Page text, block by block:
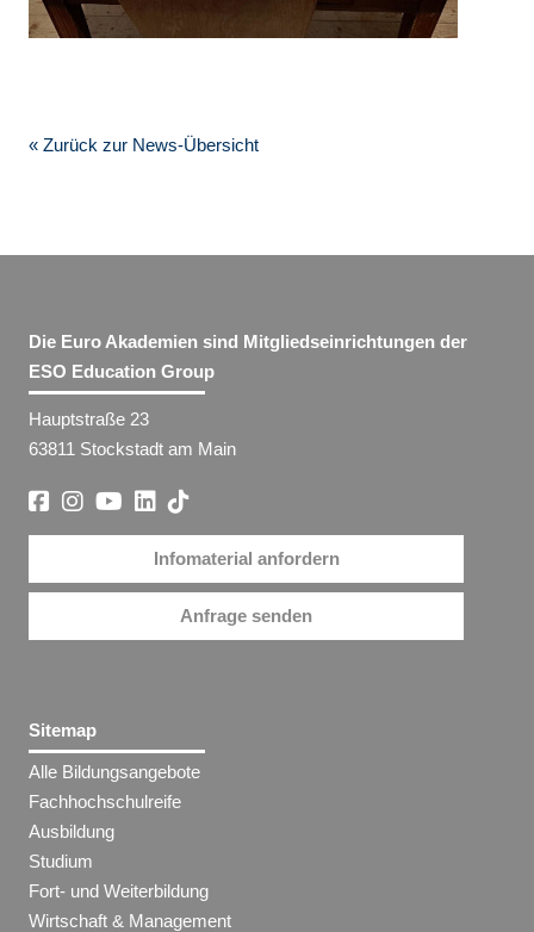
« Zurück zur News-Übersicht
Die Euro Akademien sind Mitgliedseinrichtungen der
ESO Education Group
Hauptstraße 23
63811 Stockstadt am Main
Infomaterial anfordern
Anfrage senden
Sitemap
Alle Bildungsangebote
Fachhochschulreife
Ausbildung
Studium
Fort- und Weiterbildung
Wirtschaft & Management